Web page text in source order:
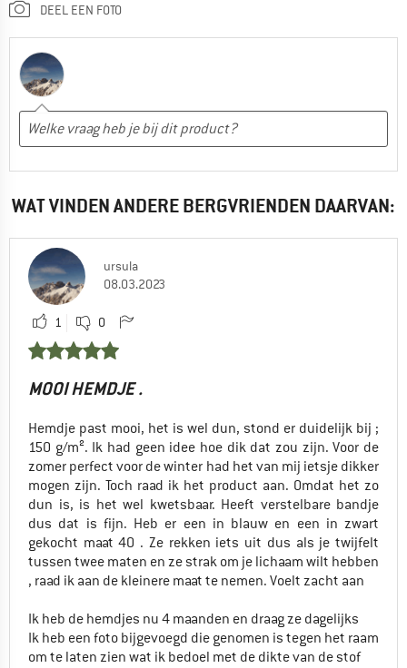
DEEL EEN FOTO
WAT VINDEN ANDERE BERGVRIENDEN DAARVAN:
ursula
08.03.2023
1 0
MOOI HEMDJE .
Hemdje past mooi, het is wel dun, stond er duidelijk bij ;
150 g/m². Ik had geen idee hoe dik dat zou zijn. Voor de
zomer perfect voor de winter had het van mij ietsje dikker
mogen zijn. Toch raad ik het product aan. Omdat het zo
dun is, is het wel kwetsbaar. Heeft verstelbare bandje
dus dat is fijn. Heb er een in blauw en een in zwart
gekocht maat 40 . Ze rekken iets uit dus als je twijfelt
tussen twee maten en ze strak om je lichaam wilt hebben
, raad ik aan de kleinere maat te nemen. Voelt zacht aan
Ik heb de hemdjes nu 4 maanden en draag ze dagelijks
Ik heb een foto bijgevoegd die genomen is tegen het raam
om te laten zien wat ik bedoel met de dikte van de stof